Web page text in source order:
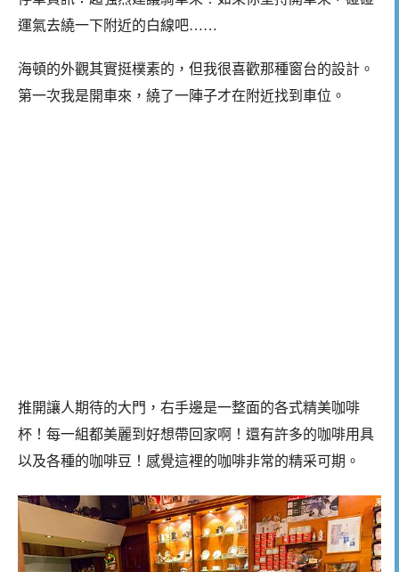
運氣去繞一下附近的白線吧……
海頓的外觀其實挺樸素的，但我很喜歡那種窗台的設計。
第一次我是開車來，繞了一陣子才在附近找到車位。
推開讓人期待的大門，右手邊是一整面的各式精美咖啡
杯！每一組都美麗到好想帶回家啊！還有許多的咖啡用具
以及各種的咖啡豆！感覺這裡的咖啡非常的精采可期。